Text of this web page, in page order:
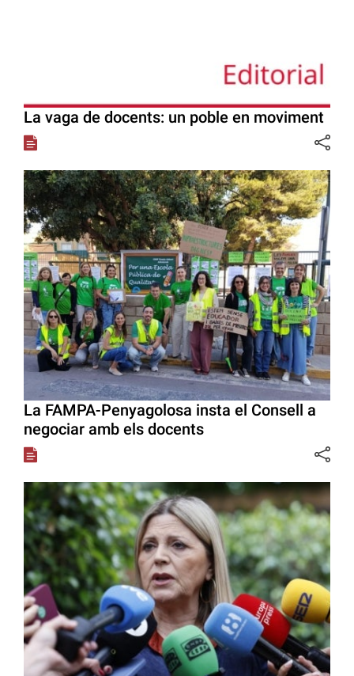
La vaga de docents: un poble en moviment
La FAMPA-Penyagolosa insta el Consell a
negociar amb els docents